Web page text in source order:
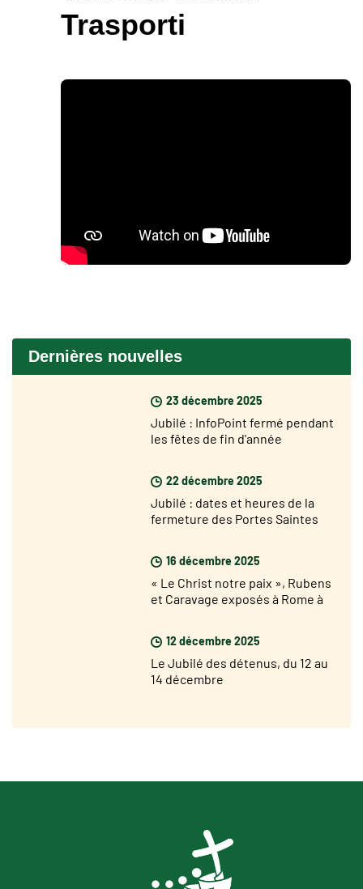
Trasporti
Dernières nouvelles
23 décembre 2025
Jubilé : InfoPoint fermé pendant
les fêtes de fin d'année
22 décembre 2025
Jubilé : dates et heures de la
fermeture des Portes Saintes
16 décembre 2025
« Le Christ notre paix », Rubens
et Caravage exposés à Rome à
12 décembre 2025
Le Jubilé des détenus, du 12 au
14 décembre